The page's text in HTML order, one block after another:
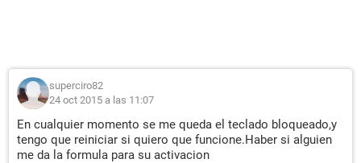
superciro82
24 oct 2015 a las 11:07
En cualquier momento se me queda el teclado bloqueado,y
tengo que reiniciar si quiero que funcione.Haber si alguien
me da la formula para su activacion